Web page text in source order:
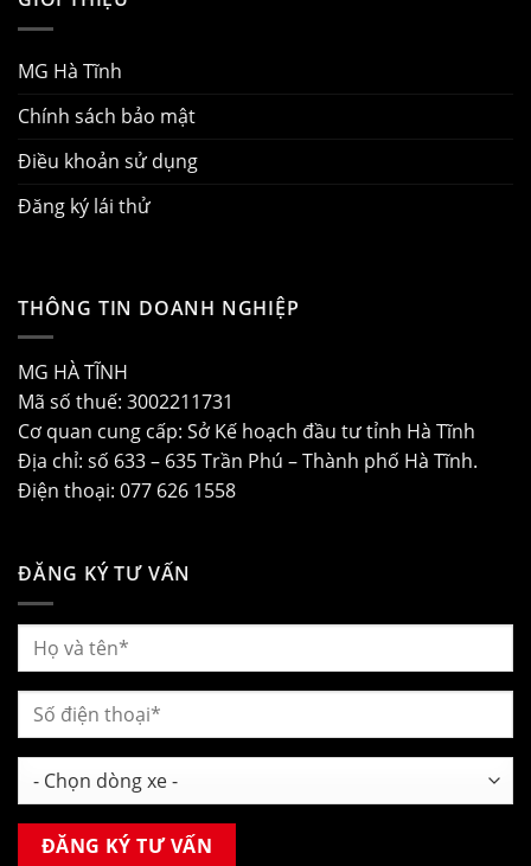
MG Hà Tĩnh
Chính sách bảo mật
Điều khoản sử dụng
Đăng ký lái thử
THÔNG TIN DOANH NGHIỆP
MG HÀ TĨNH
Mã số thuế: 3002211731
Cơ quan cung cấp: Sở Kế hoạch đầu tư tỉnh Hà Tĩnh
Địa chỉ: số 633 – 635 Trần Phú – Thành phố Hà Tĩnh.
Điện thoại: 077 626 1558
ĐĂNG KÝ TƯ VẤN